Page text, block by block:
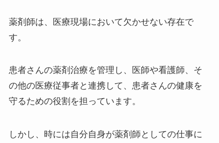
薬剤師は、医療現場において欠かせない存在で
す。
患者さんの薬剤治療を管理し、医師や看護師、そ
の他の医療従事者と連携して、患者さんの健康を
守るための役割を担っています。
しかし、時には自分自身が薬剤師としての仕事に